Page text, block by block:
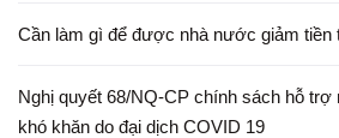
Cần làm gì để được nhà nước giảm tiền
Nghị quyết 68/NQ-CP chính sách hỗ trợ
khó khăn do đại dịch COVID 19